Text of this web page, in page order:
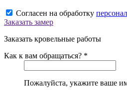
Согласен на обработку
Заказать замер
Заказать кровельные работы
Как к вам обращаться? *
Пожалуйста, укажите ваше